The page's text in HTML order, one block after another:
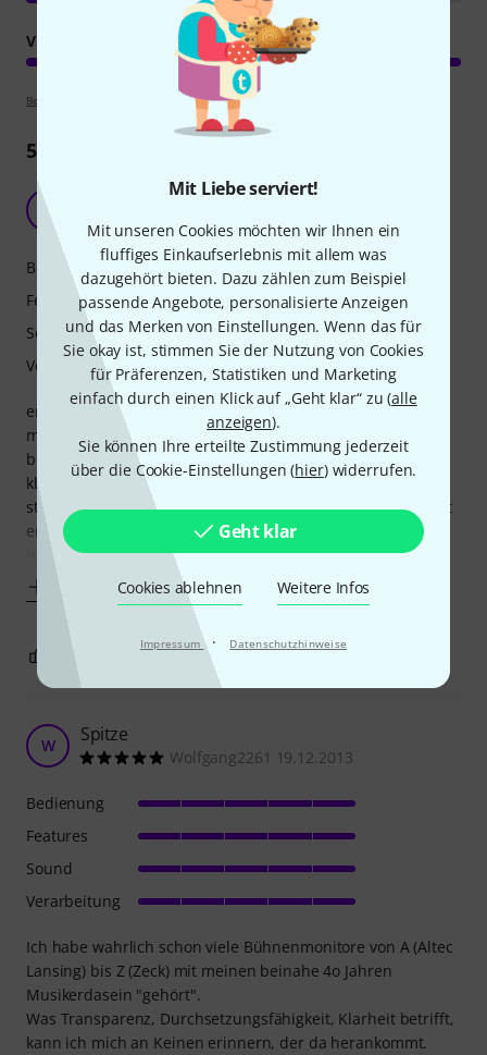
Mit Liebe serviert!
Mit unseren Cookies möchten wir Ihnen ein
fluffiges Einkaufserlebnis mit allem was
dazugehört bieten. Dazu zählen zum Beispiel
passende Angebote, personalisierte Anzeigen
und das Merken von Einstellungen. Wenn das für
Sie okay ist, stimmen Sie der Nutzung von Cookies
für Präferenzen, Statistiken und Marketing
einfach durch einen Klick auf „Geht klar“ zu (alle
anzeigen).
Sie können Ihre erteilte Zustimmung jederzeit
über die Cookie-Einstellungen (hier) widerrufen.
Geht klar
Cookies ablehnen Weitere Infos
Impressum · Datenschutzhinweise
VERARBEITUNG
Bewertungsrichtlinien
5Rezensionen
AA Preis/Leistung - spitze
Alfons aus M. 04.11.2012
erstmal vielen dank an das thomann team dafür, das das
mit dem liefern auf die schnelle so gut geklappt hat!.
beim konzert getestet klingt der rcf 15sma richtig fett und
klar... wer auf druckvollen, satten , klaren sound
steht...kann ich wirklich nur empfehlen...für seine größe ist
er leicht, obwohl das gehäuse gut und massiv gebaut
ist...optisch sowie für alle
Mehr anzeigen
Bedienung
Features
Sound
Verarbeitung
BEWERTUNG MELDEN
W Spitze
Wolfgang2261 19.12.2013
Ich habe wahrlich schon viele Bühnenmonitore von A (Altec
Lansing) bis Z (Zeck) mit meinen beinahe 4o Jahren
Musikerdasein "gehört".
Was Transparenz, Durchsetzungsfähigkeit, Klarheit betrifft,
kann ich mich an Keinen erinnern, der da herankommt.
Bedienung
Features
Sound
Verarbeitung